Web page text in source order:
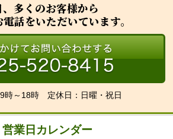
多くのお客様から
話をいただいています。
時～18時 定休日：日曜・祝日
営業日カレンダー